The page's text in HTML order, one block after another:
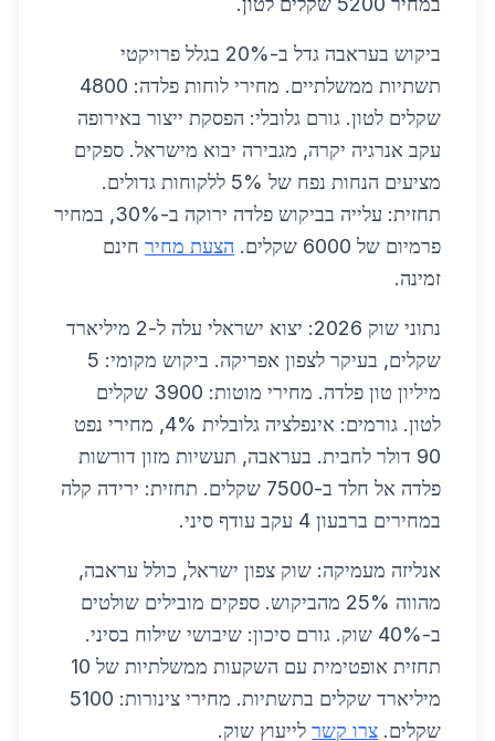
ביקוש בעראבה גדל ב-20% בגלל פרויקטי
תשתיות ממשלתיים. מחירי לוחות פלדה: 4800
שקלים לטון. גורם גלובלי: הפסקת ייצור באירופה
עקב אנרגיה יקרה, מגבירה יבוא מישראל. ספקים
מציעים הנחות נפח של 5% ללקוחות גדולים.
תחזית: עלייה בביקוש פלדה ירוקה ב-30%, במחיר
פרמיום של 6000 שקלים.
הצעת מחיר חינם
זמינה.
נתוני שוק 2026: יצוא ישראלי עלה ל-2 מיליארד
שקלים, בעיקר לצפון אפריקה. ביקוש מקומי: 5
מיליון טון פלדה. מחירי מוטות: 3900 שקלים
לטון. גורמים: אינפלציה גלובלית 4%, מחירי נפט
90 דולר לחבית. בעראבה, תעשיות מזון דורשות
פלדה אל חלד ב-7500 שקלים. תחזית: ירידה קלה
במחירים ברבעון 4 עקב עודף סיני.
אנליזה מעמיקה: שוק צפון ישראל, כולל עראבה,
מהווה 25% מהביקוש. ספקים מובילים שולטים
ב-40% שוק. גורם סיכון: שיבושי שילוח בסיני.
תחזית אופטימית עם השקעות ממשלתיות של 10
מיליארד שקלים בתשתיות. מחירי צינורות: 5100
שקלים. צרו קשר לייעוץ שוק.